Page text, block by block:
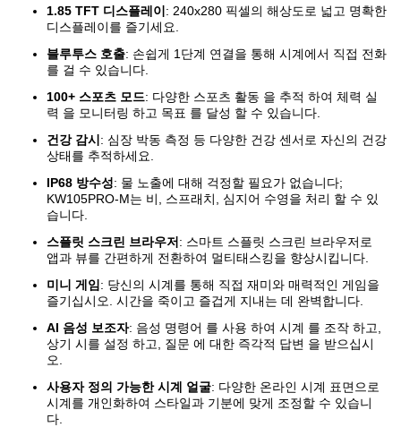
1.85 TFT 디스플레이 : 240x280 픽셀의 해상도로 넓고 명확한
디스플레이를 즐기세요.
블루투스 호출: 손쉽게 1단계 연결을 통해 시계에서 직접 전화
를 걸 수 있습니다.
100+ 스포츠 모드: 다양한 스포츠 활동 을 추적 하여 체력 실
력 을 모니터링 하고 목표 를 달성 할 수 있습니다.
건강 감시 : 심장 박동 측정 등 다양한 건강 센서로 자신의 건강
상태를 추적하세요.
IP68 방수성: 물 노출에 대해 걱정할 필요가 없습니다;
KW105PRO-M는 비, 스프래치, 심지어 수영을 처리 할 수 있
습니다.
스플릿 스크린 브라우저 : 스마트 스플릿 스크린 브라우저로
앱과 뷰를 간편하게 전환하여 멀티태스킹을 향상시킵니다.
미니 게임: 당신의 시계를 통해 직접 재미와 매력적인 게임을
즐기십시오. 시간을 죽이고 즐겁게 지내는 데 완벽합니다.
AI 음성 보조자: 음성 명령어 를 사용 하여 시계 를 조작 하고,
상기 시를 설정 하고, 질문 에 대한 즉각적 답변 을 받으십시
오.
사용자 정의 가능한 시계 얼굴: 다양한 온라인 시계 표면으로
시계를 개인화하여 스타일과 기분에 맞게 조정할 수 있습니
다.